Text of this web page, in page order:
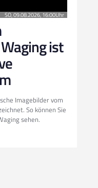
ist
Imagebilder vom
So können Sie
sehen.